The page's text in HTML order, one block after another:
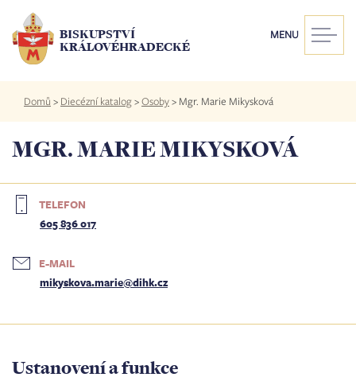
hlavnímu
obsahu
BISKUPSTVÍ
KRÁLOVÉHRADECKÉ
MENU
Drobečková
navigace
Domů > Diecézní katalog>Osoby> Mgr. Marie Mikysková
MGR. MARIE MIKYSKOVÁ
TELEFON
605 836 017
E-MAIL
mikyskova.marie@dihk.cz
Ustanovení a funkce